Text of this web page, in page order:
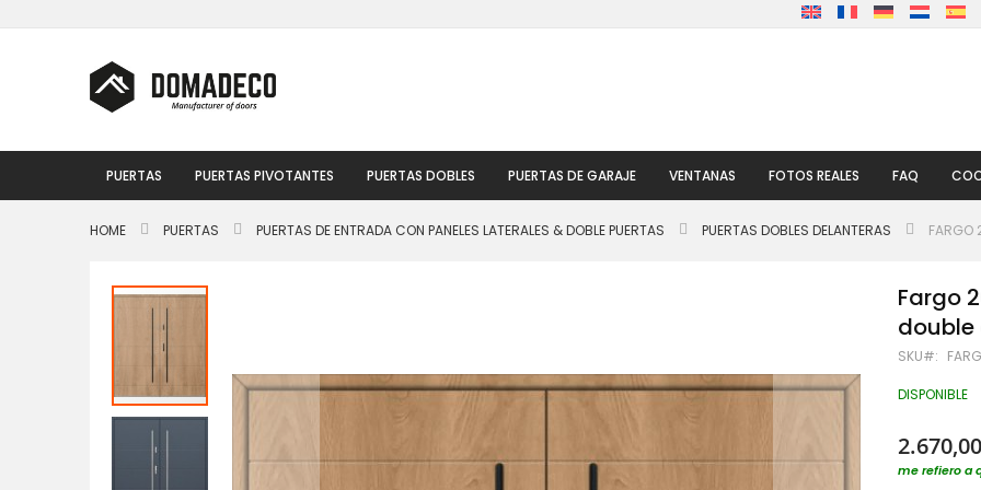
al
PUERTAS PUERTAS PIVOTANTES PUERTAS DOBLES PUERTAS DE GARAJE VENTANAS FOTOS REALES FAQ
HOME PUERTAS PUERTAS DE ENTRADA CON PANELES LATERALES & DOBLE PUERTAS PUERTAS DOBLES DELANTERAS FARGO
Saltar
galería
de
imágenes
Fargo
SKU
DISPONIBLE
me refiero a